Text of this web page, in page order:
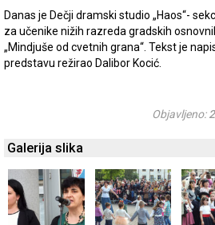
Danas je Dečji dramski studio „Haos“-
za učenike nižih razreda gradskih
„Mindjuše od cvetnih grana“. Tekst je
predstavu režirao Dalibor Kocić.
Objavljeno:
Galerija slika